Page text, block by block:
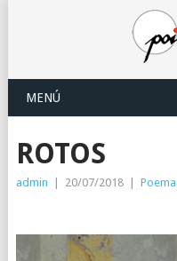
MENÚ
ROTOS
admin 20/07/2018